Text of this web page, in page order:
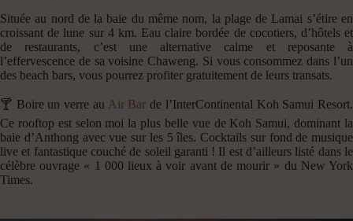
Située au nord de la baie du même nom, la plage de Lamai s’étire en
croissant de lune sur 4 km. Eau claire bordée de cocotiers, d’hôtels et
de restaurants, c’est une alternative calme et reposante à
l’effervescence de sa voisine Chaweng. Si vous consommez dans l’un
des beach bars, vous pourrez profiter gratuitement de leurs transats.
🍸 Boire un verre au Air Bar de l’InterContinental Koh Samui Resort.
Ce rooftop est selon moi la plus belle vue de Koh Samui, dominant la
baie d’Anthong avec vue sur les 5 îles. Cocktails sur fond de musique
live et fantastique couché de soleil garanti ! Il est d’ailleurs listé dans le
célèbre ouvrage « 1 000 lieux à voir avant de mourir » du New York
Times.